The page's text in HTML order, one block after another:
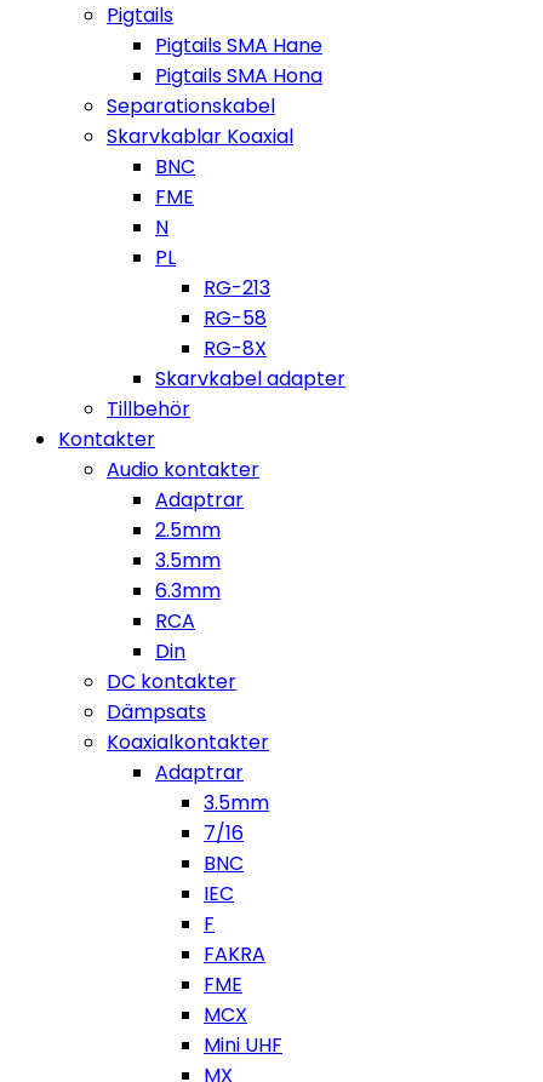
Pigtails
Pigtails SMA Hane
Pigtails SMA Hona
Separationskabel
Skarvkablar Koaxial
BNC
FME
N
PL
RG-213
RG-58
RG-8X
Skarvkabel adapter
Tillbehör
Kontakter
Audio kontakter
Adaptrar
2.5mm
3.5mm
6.3mm
RCA
Din
DC kontakter
Dämpsats
Koaxialkontakter
Adaptrar
3.5mm
7/16
BNC
IEC
F
FAKRA
FME
MCX
Mini UHF
MX